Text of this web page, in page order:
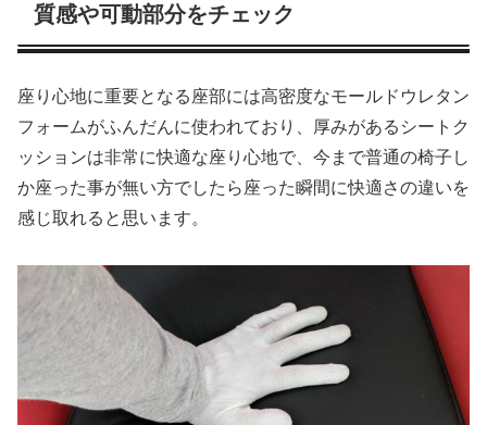
質感や可動部分をチェック
座り心地に重要となる座部には高密度なモールドウレタン
フォームがふんだんに使われており、厚みがあるシートク
ッションは非常に快適な座り心地で、今まで普通の椅子し
か座った事が無い方でしたら座った瞬間に快適さの違いを
感じ取れると思います。